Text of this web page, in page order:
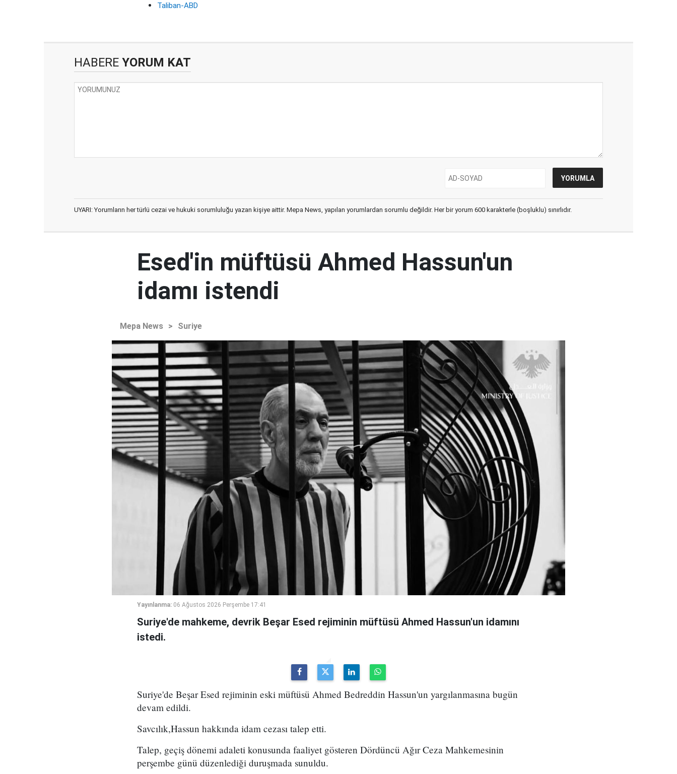
Taliban-ABD
HABERE YORUM KAT
UYARI: Yorumların her türlü cezai ve hukuki sorumluluğu yazan kişiye aittir. Mepa News, yapılan yorumlardan sorumlu değildir. Her bir yorum 600 karakterle (boşluklu) sınırlıdır.
Esed'in müftüsü Ahmed Hassun'un
idamı istendi
Mepa News > Suriye
Yayınlanma: 06 Ağustos 2026 Perşembe 17:41
Suriye'de mahkeme, devrik Beşar Esed rejiminin müftüsü Ahmed Hassun'un idamını
istedi.
Suriye'de Beşar Esed rejiminin eski müftüsü Ahmed Bedreddin Hassun'un yargılanmasına bugün
devam edildi.
Savcılık,Hassun hakkında idam cezası talep etti.
Talep, geçiş dönemi adaleti konusunda faaliyet gösteren Dördüncü Ağır Ceza Mahkemesinin
perşembe günü düzenlediği duruşmada sunuldu.